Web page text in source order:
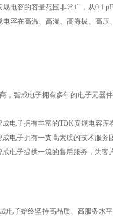
规电容的容量范围非常广，从0.1
电容在高温、高湿、高海拔、高
，智成电子拥有多年的电子元器
成电子拥有丰富的TDK安规电容
成电子拥有一支高素质的技术服
成电子提供一流的售后服务，为
电子始终坚持高品质、高服务水